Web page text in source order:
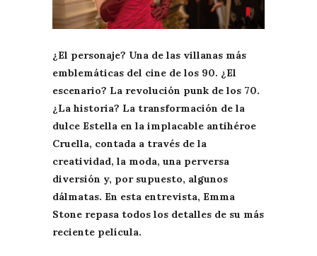
¿El personaje? Una de las villanas más
emblemáticas del cine de los 90. ¿El
escenario? La revolución punk de los 70.
¿La historia? La transformación de la
dulce Estella en la implacable antihéroe
Cruella, contada a través de la
creatividad, la moda, una perversa
diversión y, por supuesto, algunos
dálmatas. En esta entrevista, Emma
Stone repasa todos los detalles de su más
reciente película.